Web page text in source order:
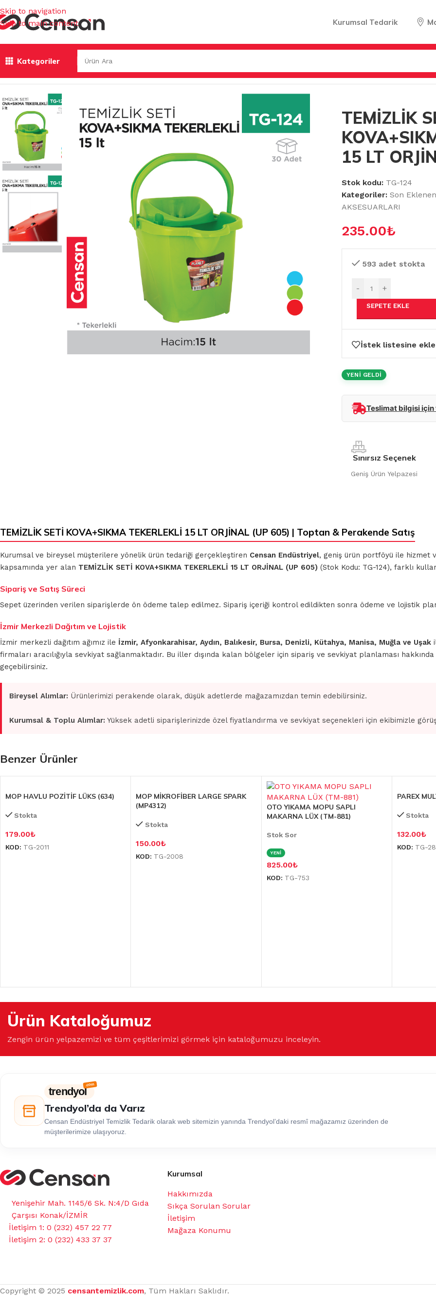
Skip to navigation
Skip to main content
Kurumsal Tedarik
Kategoriler
MUHTELİF
TEMİZLİK
MİKROFİBER
TEMİZLİK GEREÇLERİ/TEMİZLİK SETLERİ & AKSESUARLARI/TEMİZLİK SETİ KOVA+SIKMA TEKERLEKLİ
TEMİZLİK
15 LT
Stok kodu: TG-124
Kategoriler: Son
AKSESUARLARI
235.00₺
593 adet stokta
- +
SEPETE EKLE
İstek listesine ekle
YENİ GELDİ
Teslimat bilgisi için
Sınırsız Seçenek
Geniş Ürün Yelpazesi
TEMİZLİK SETİ KOVA+SIKMA TEKERLEKLİ 15 LT ORJİNAL (UP 605) | Toptan & Perakende Satış
Kurumsal ve bireysel müşterilere yönelik ürün tedariği gerçekleştiren Censan Endüstriyel, geniş ürün portföyü ile hizmet
kapsamında yer alan TEMİZLİK SETİ KOVA+SIKMA TEKERLEKLİ 15 LT ORJİNAL (UP 605) (Stok Kodu: TG-124), farklı
Sipariş ve Satış Süreci
Sepet üzerinden verilen siparişlerde ön ödeme talep edilmez. Sipariş içeriği kontrol edildikten sonra ödeme ve lojistik
İzmir Merkezli Dağıtım ve Lojistik
İzmir merkezli dağıtım ağımız ile İzmir, Afyonkarahisar, Aydın, Balıkesir, Bursa, Denizli, Kütahya, Manisa, Muğla ve Uşak
firmaları aracılığıyla sevkiyat sağlanmaktadır. Bu iller dışında kalan bölgeler için sipariş ve sevkiyat planlaması
geçebilirsiniz.
Bireysel Alımlar: Ürünlerimizi perakende olarak, düşük adetlerde mağazamızdan temin edebilirsiniz.
Kurumsal & Toplu Alımlar: Yüksek adetli siparişlerinizde özel fiyatlandırma ve sevkiyat seçenekleri için ekibimizle
Benzer Ürünler
MOP HAVLU POZİTİF LÜKS (634)
Stokta
179.00₺
KOD: TG-2011
MOP MİKROFİBER LARGE SPARK
(MP4312)
Stokta
150.00₺
KOD: TG-2008
OTO YIKAMA MOPU SAPLI
MAKARNA LÜX (TM-881)
Stok Sor
YENİ
825.00₺
KOD: TG-753
PAREX
Stokta
132.00₺
KOD: TG-
Ürün Kataloğumuz
Zengin ürün yelpazemizi ve tüm çeşitlerimizi görmek için kataloğumuzu inceleyin.
trendyol
Trendyol’da da Varız
Censan Endüstriyel Temizlik Tedarik olarak web sitemizin yanında Trendyol’daki resmî mağazamız üzerinden de
müşterilerimize ulaşıyoruz.
Yenişehir Mah. 1145/6 Sk. N:4/D Gıda
Çarşısı Konak/İZMİR
İletişim 1: 0 (232) 457 22 77
İletişim 2: 0 (232) 433 37 37
Kurumsal
Hakkımızda
Sıkça Sorulan Sorular
İletişim
Mağaza Konumu
Copyright © 2025 censantemizlik.com, Tüm Hakları Saklıdır.